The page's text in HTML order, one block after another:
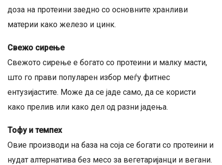
доза на протеини заедно со основните хранливи
материи како железо и цинк.
Свежо сирење
Свежото сирење е богато со протеини и малку масти,
што го прави популарен избор меѓу фитнес
ентузијастите. Може да се јаде само, да се користи
како прелив или како дел од разни јадења.
Тофу и темпех
Овие производи на база на соја се богати со протеини и
нудат алтернатива без месо за вегетаријанци и вегани.